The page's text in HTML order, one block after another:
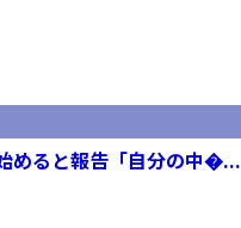
めると報告「自分の中�...